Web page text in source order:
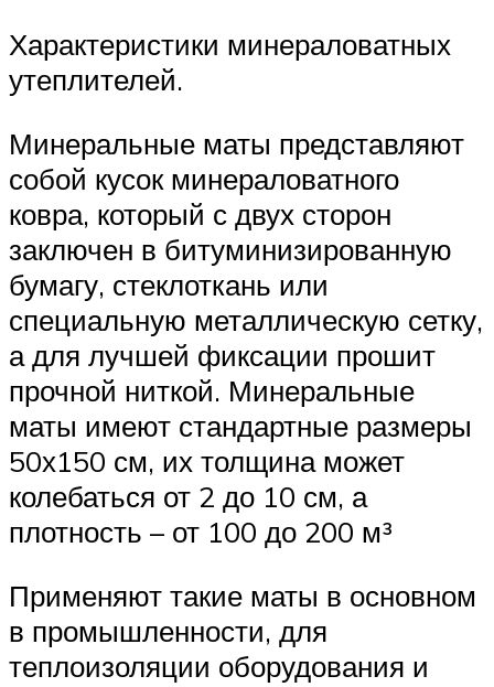
Характеристики минераловатных
утеплителей.
Минеральные маты представляют
собой кусок минераловатного
ковра, который с двух сторон
заключен в битуминизированную
бумагу, стеклоткань или
специальную металлическую сетку,
а для лучшей фиксации прошит
прочной ниткой. Минеральные
маты имеют стандартные размеры
50х150 см, их толщина может
колебаться от 2 до 10 см, а
плотность – от 100 до 200 м³
Применяют такие маты в основном
в промышленности, для
теплоизоляции оборудования и